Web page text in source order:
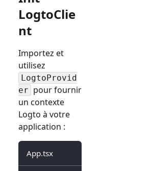
LogtoClie
nt
Importez et
utilisez
LogtoProvid
er pour fournir
un contexte
Logto à votre
application :
App.tsx